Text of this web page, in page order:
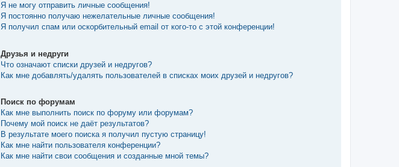
Я не могу отправить личные сообщения!
Я постоянно получаю нежелательные личные сообщения!
Я получил спам или оскорбительный email от кого-то с этой конференции!
Друзья и недруги
Что означают списки друзей и недругов?
Как мне добавлять/удалять пользователей в списках моих друзей и недругов?
Поиск по форумам
Как мне выполнить поиск по форуму или форумам?
Почему мой поиск не даёт результатов?
В результате моего поиска я получил пустую страницу!
Как мне найти пользователя конференции?
Как мне найти свои сообщения и созданные мной темы?